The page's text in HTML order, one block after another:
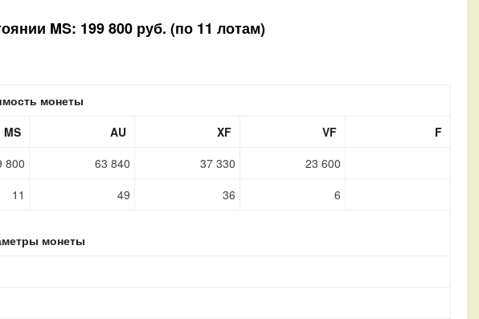
MS: 199 800 руб. (по 11 лотам)
монеты
MS AU XF VF
F
800 63 840 37 330
23 600
11 49 36 6
монеты